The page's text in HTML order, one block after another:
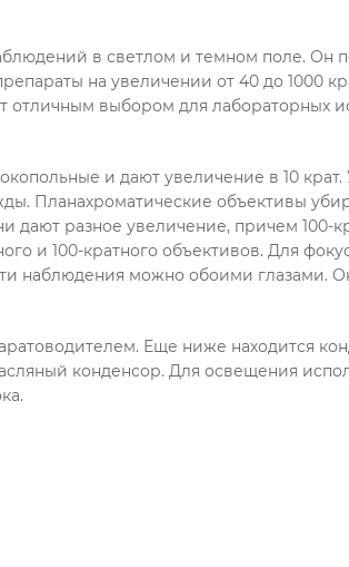
в светлом и темном поле. Он
на увеличении от 40 до 1000
выбором для лабораторных
и дают увеличение в 10 крат.
Планахроматические объективы
дают разное увеличение, причем 100-
и 100-кратного объективов. Для
наблюдения можно обоими глазами.
Еще ниже находится
конденсор. Для освещения